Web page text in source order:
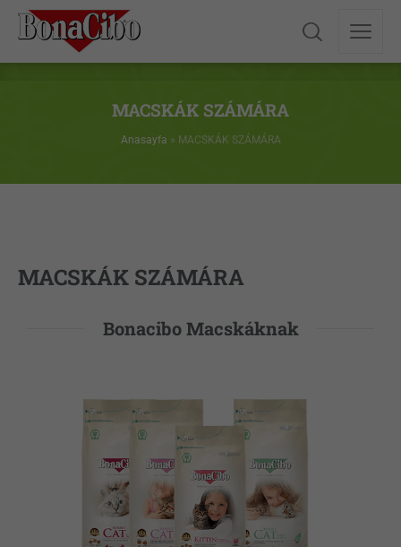
MACSKÁK SZÁMÁRA
Anasayfa » MACSKÁK SZÁMÁRA
MACSKÁK SZÁMÁRA
Bonacibo Macskáknak